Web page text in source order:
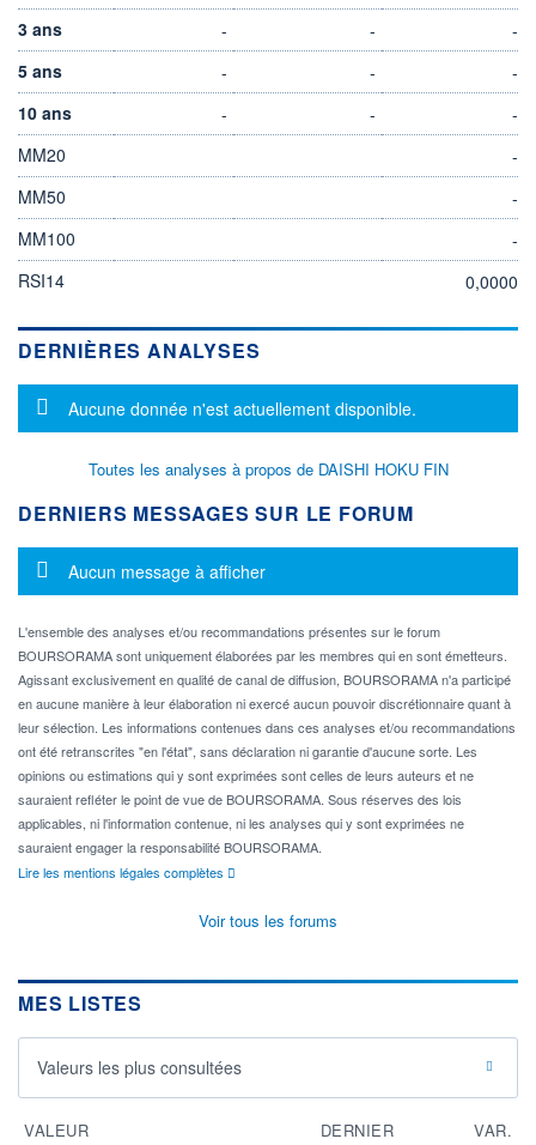
3 ans
- -
-
5 ans
- -
-
10 ans
- -
-
MM20
-
MM50
-
MM100
-
RSI14
0,0000
DERNIÈRES ANALYSES
Message d'information
Aucune donnée n'est actuellement disponible.
Toutes les analyses à propos de DAISHI HOKU FIN
DERNIERS MESSAGES SUR LE FORUM
Message d'information
Aucun message à afficher
L'ensemble des analyses et/ou recommandations présentes sur le forum
BOURSORAMA sont uniquement élaborées par les membres qui en sont émetteurs.
Agissant exclusivement en qualité de canal de diffusion, BOURSORAMA n'a participé
en aucune manière à leur élaboration ni exercé aucun pouvoir discrétionnaire quant à
leur sélection. Les informations contenues dans ces analyses et/ou recommandations
ont été retranscrites "en l'état", sans déclaration ni garantie d'aucune sorte. Les
opinions ou estimations qui y sont exprimées sont celles de leurs auteurs et ne
sauraient refléter le point de vue de BOURSORAMA. Sous réserves des lois
applicables, ni l'information contenue, ni les analyses qui y sont exprimées ne
sauraient engager la responsabilité BOURSORAMA.
Lire les mentions légales complètes
Voir tous les forums
MES LISTES
Valeurs les plus consultées
VALEUR DERNIER VAR.